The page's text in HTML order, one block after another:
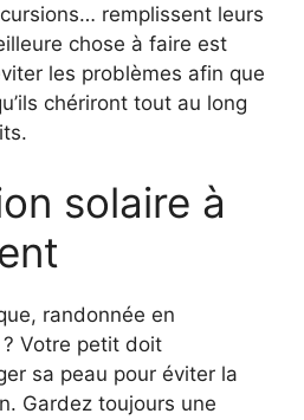
remplissent leurs
chose à faire est
les problèmes afin que
chériront tout au long
solaire à
randonnée en
Votre petit doit
sa peau pour éviter la
Gardez toujours une